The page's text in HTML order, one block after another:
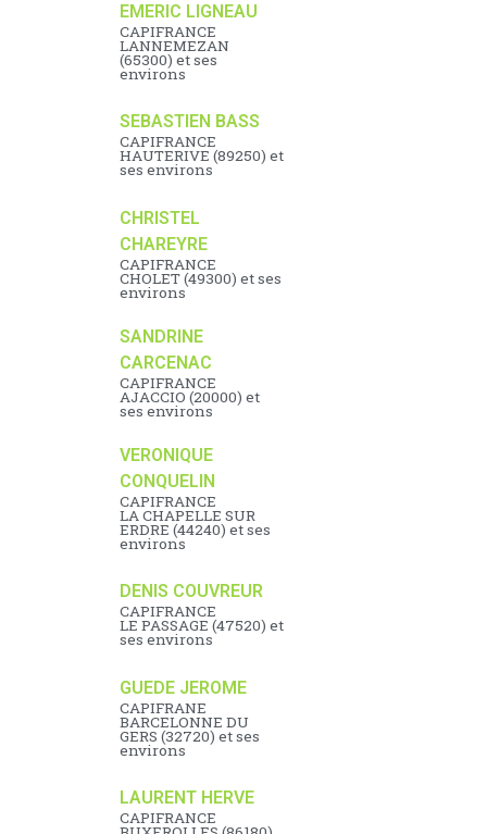
EMERIC LIGNEAU
CAPIFRANCE
LANNEMEZAN
(65300) et ses
environs
SEBASTIEN BASS
CAPIFRANCE
HAUTERIVE (89250) et
ses environs
CHRISTEL
CHAREYRE
CAPIFRANCE
CHOLET (49300) et ses
environs
SANDRINE
CARCENAC
CAPIFRANCE
AJACCIO (20000) et
ses environs
VERONIQUE
CONQUELIN
CAPIFRANCE
LA CHAPELLE SUR
ERDRE (44240) et ses
environs
DENIS COUVREUR
CAPIFRANCE
LE PASSAGE (47520) et
ses environs
GUEDE JEROME
CAPIFRANE
BARCELONNE DU
GERS (32720) et ses
environs
LAURENT HERVE
CAPIFRANCE